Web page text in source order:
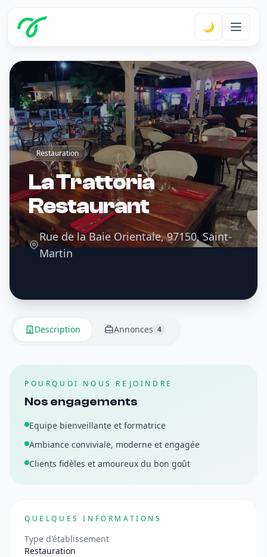
🌙
Restauration
La Trattoria
Restaurant
Rue de la Baie Orientale, 97150, Saint-
Martin
Description Annonces 4
POURQUOI NOUS REJOINDRE
Nos engagements
Equipe bienveillante et formatrice
Ambiance conviviale, moderne et engagée
Clients fidèles et amoureux du bon goût
QUELQUES INFORMATIONS
Type d'établissement
Restauration